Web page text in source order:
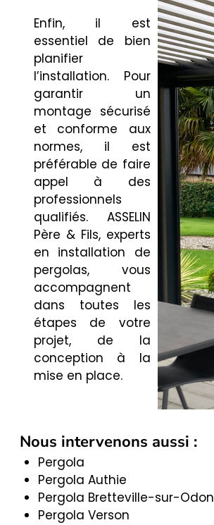
Enfin, il est
essentiel de bien
planifier
l’installation. Pour
garantir un
montage sécurisé
et conforme aux
normes, il est
préférable de faire
appel à des
professionnels
qualifiés. ASSELIN
Père & Fils, experts
en installation de
pergolas, vous
accompagnent
dans toutes les
étapes de votre
projet, de la
conception à la
mise en place.
Nous intervenons aussi :
Pergola
Pergola Authie
Pergola Bretteville-sur-Odon
Pergola Verson